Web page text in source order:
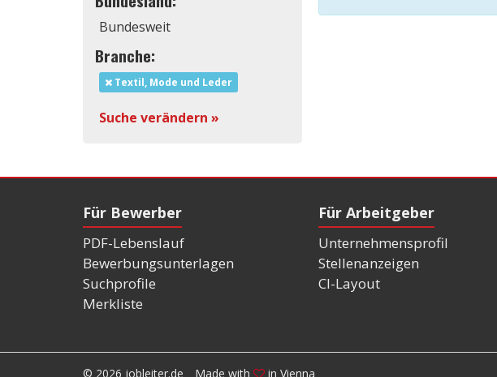
Bundesweit
Branche:
Textil, Mode und Leder
Suche verändern »
Für Bewerber
PDF-Lebenslauf
Bewerbungsunterlagen
Suchprofile
Merkliste
Für Arbeitgeber
Unternehmensprofil
Stellenanzeigen
CI-Layout
© 2026 jobleiter.de Made with in Vienna